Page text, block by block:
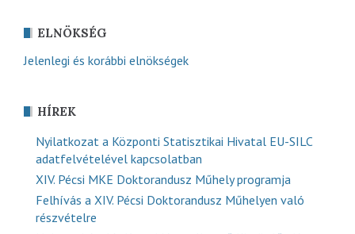
ELNÖKSÉG
Jelenlegi és korábbi elnökségek
HÍREK
Nyilatkozat a Központi Statisztikai Hivatal EU-SILC
adatfelvételével kapcsolatban
XIV. Pécsi MKE Doktorandusz Műhely programja
Felhívás a XIV. Pécsi Doktorandusz Műhelyen való
részvételre